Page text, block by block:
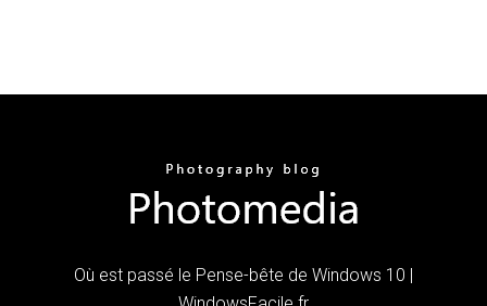
Où est passé le Pense-bête de Windows 10 |